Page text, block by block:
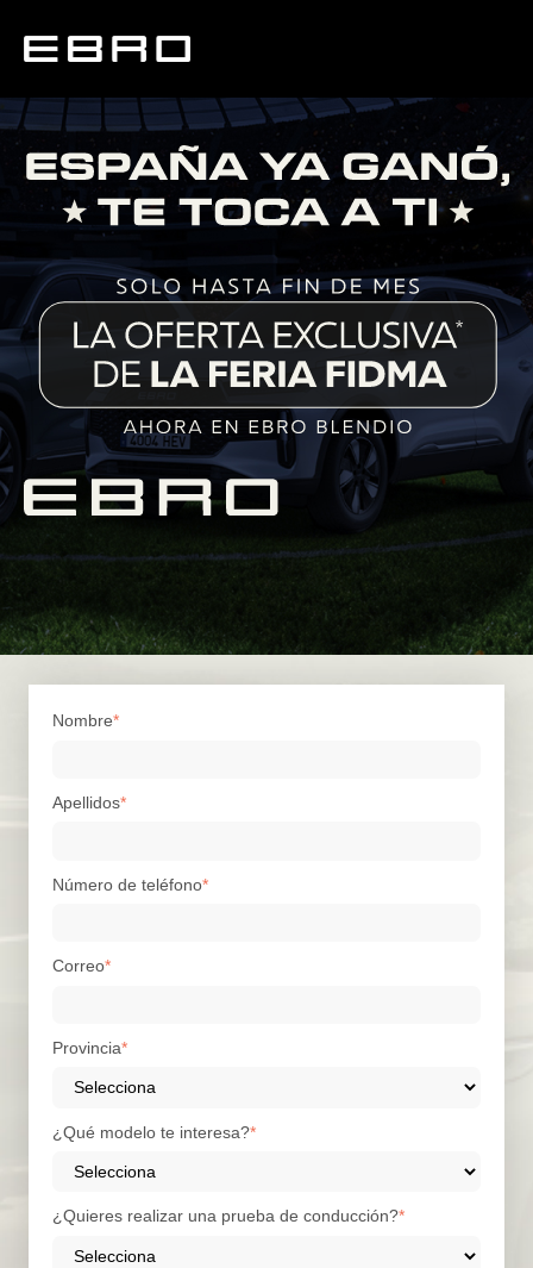
Nombre*
Apellidos*
Número de teléfono*
Correo*
Provincia*
¿Qué modelo te interesa?*
¿Quieres realizar una prueba de conducción?*